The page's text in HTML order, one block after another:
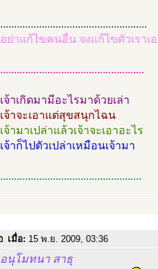
.....................................................
อย่าแก้ไขคนอื่น จงแก้ไขตัวเราเ
....................................................
เจ้าเกิดมามีอะไรมาด้วยเล่า
เจ้าจะเอาแต่สุขสนุกไฉน
เจ้ามาเปล่าแล้วเจ้าจะเอาอะไร
เจ้าก็ไปตัวเปล่าเหมือนเจ้ามา
...................................................
เมื่อ: 15 พ.ย. 2009, 03:36
อนุโมทนา สาธุ